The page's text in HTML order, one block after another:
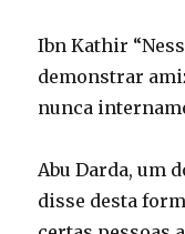
Ibn Kathir
demonstrar
nunca
Abu Darda, um
disse desta